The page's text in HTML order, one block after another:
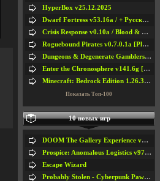
HyperBox v25.12.2025
Dwarf Fortress v53.16a / + Русская Версия v50.12a
Crisis Response v0.10a / Blood & Bullet
Roguebound Pirates v0.7.0.1a [Playtest]
Dungeons & Degenerate Gamblers v2.0.2a
Enter the Chronosphere v141.6g [Steam Early Access]
Minecraft: Bedrock Edition 1.26.33.1a / + TLauncher v2.89
Показать Топ-100
10 новых игр
DOOM The Gallery Experience v1.4.2
Prospice: Anomalous Logistics v97 [Playtest]
Escape Wizard
Probably Stolen - Cyberpunk Pawnshop Simulator v048c [Playtest]